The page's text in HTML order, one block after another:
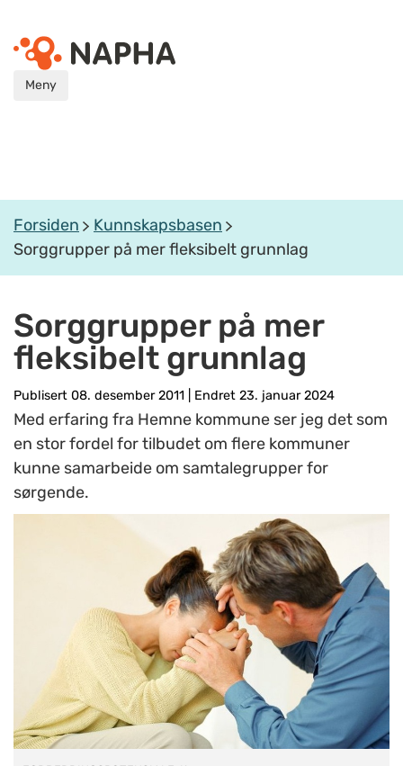
Meny
Forsiden
Kunnskapsbasen
Sorggrupper på mer fleksibelt grunnlag
Sorggrupper på mer
fleksibelt grunnlag
Publisert 08. desember 2011 Endret 23. januar 2024
Med erfaring fra Hemne kommune ser jeg det som
en stor fordel for tilbudet om flere kommuner
kunne samarbeide om samtalegrupper for
sørgende.